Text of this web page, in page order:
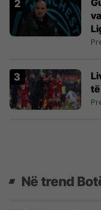
Në trend